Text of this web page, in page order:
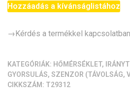
(gyorsulás,
hőfok,
BMP280,
MPU6500)
kombinált
Hozzáadás a kívánságlistához
→Kérdés a termékkel kapcsolatban
KATEGÓRIÁK: HŐMÉRSÉKLET,
GYORSULÁS, SZENZOR (TÁVOLSÁG,
CIKKSZÁM: T29312